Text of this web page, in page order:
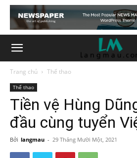
Trang chủ Thể thao
Thể thao
Tiền vệ Hùng
đầu cùng tuyển
Bởi langmau - 29 Tháng Mười Một, 2021